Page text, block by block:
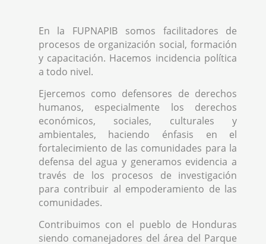
En la FUPNAPIB somos facilitadores de
procesos de organización social, formación
y capacitación. Hacemos incidencia política
a todo nivel.
Ejercemos como defensores de derechos
humanos, especialmente los derechos
económicos, sociales, culturales y
ambientales, haciendo énfasis en el
fortalecimiento de las comunidades para la
defensa del agua y generamos evidencia a
través de los procesos de investigación
para contribuir al empoderamiento de las
comunidades.
Contribuimos con el pueblo de Honduras
siendo comanejadores del área del Parque